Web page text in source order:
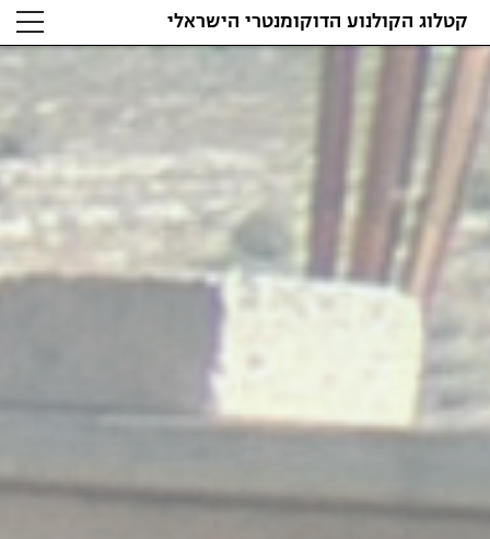
קטלוג הקולנוע הדוקומנטרי הישראלי